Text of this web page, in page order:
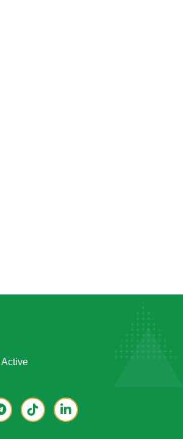
Active